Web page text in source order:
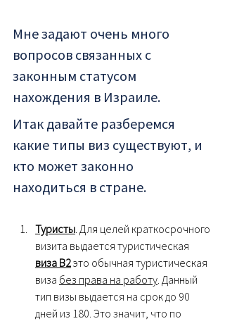
Мне задают очень много
вопросов связанных с
законным статусом
нахождения в Израиле.
Итак давайте разберемся
какие типы виз существуют, и
кто может законно
находиться в стране.
Туристы . Для целей краткосрочного
визита выдается туристическая
виза В2 это обычная туристическая
виза без права на работу . Данный
тип визы выдается на срок до 90
дней из 180. Это значит, что по